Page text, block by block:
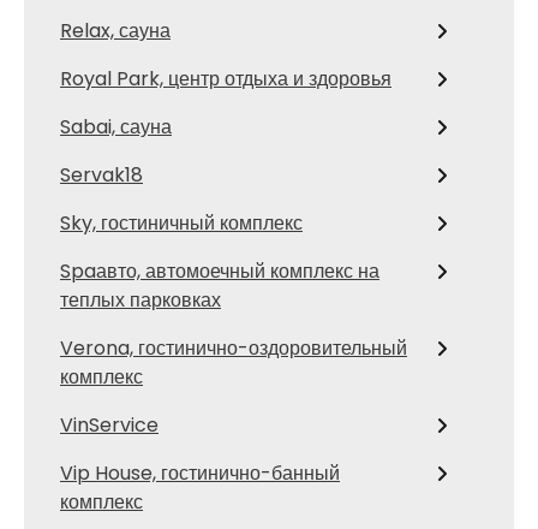
Relax, сауна
Royal Park, центр отдыха и здоровья
Sabai, сауна
Servak18
Sky, гостиничный комплекс
Spaавто, автомоечный комплекс на
теплых парковках
Verona, гостинично-оздоровительный
комплекс
VinService
Vip House, гостинично-банный
комплекс